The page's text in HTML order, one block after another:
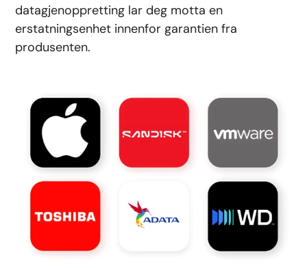
datagjenoppretting lar deg motta en
erstatningsenhet innenfor garantien fra
produsenten.